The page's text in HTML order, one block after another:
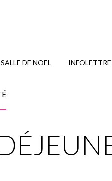
DE NOËL INFOLETTRE